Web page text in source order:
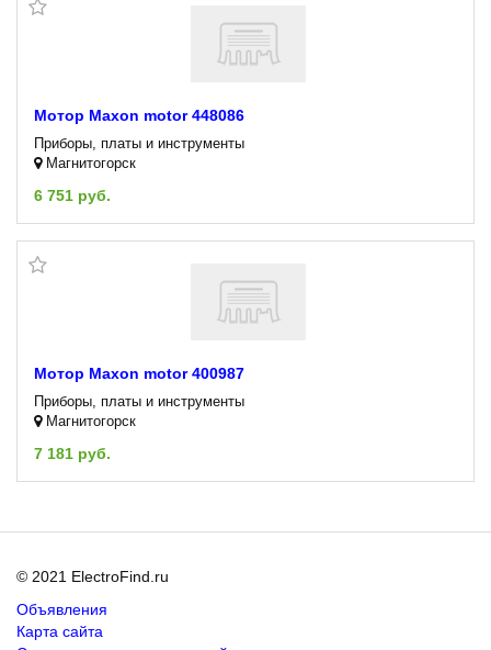
Мотор Maxon motor 448086
Приборы, платы и инструменты
Магнитогорск
6 751 руб.
Мотор Maxon motor 400987
Приборы, платы и инструменты
Магнитогорск
7 181 руб.
© 2021 ElectroFind.ru
Объявления
Карта сайта